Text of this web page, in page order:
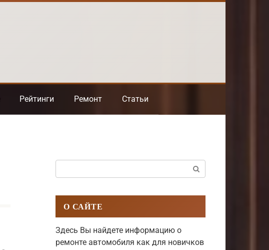
Рейтинги Ремонт Статьи
О САЙТЕ
Здесь Вы найдете информацию о
ремонте автомобиля как для новичков